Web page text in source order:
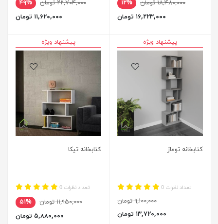
۱۸,۴۸۰,۰۰۰ تومان
۱۲%
۱۶,۲۲۳,۰۰۰ تومان
۲۲,۷۰۴,۰۰۰ تومان
۴۹%
۱۱,۶۲۰,۰۰۰ تومان
پیشنهاد ویژه
کتابخانه توماژ
تعداد نظرات 0
۹,۱۰۰,۰۰۰ تومان
۱۳,۷۲۰,۰۰۰ تومان
پیشنهاد ویژه
کتابخانه تیکا
تعداد نظرات 0
۱۱,۹۵۰,۰۰۰ تومان
۵۱%
۵,۸۸۰,۰۰۰ تومان